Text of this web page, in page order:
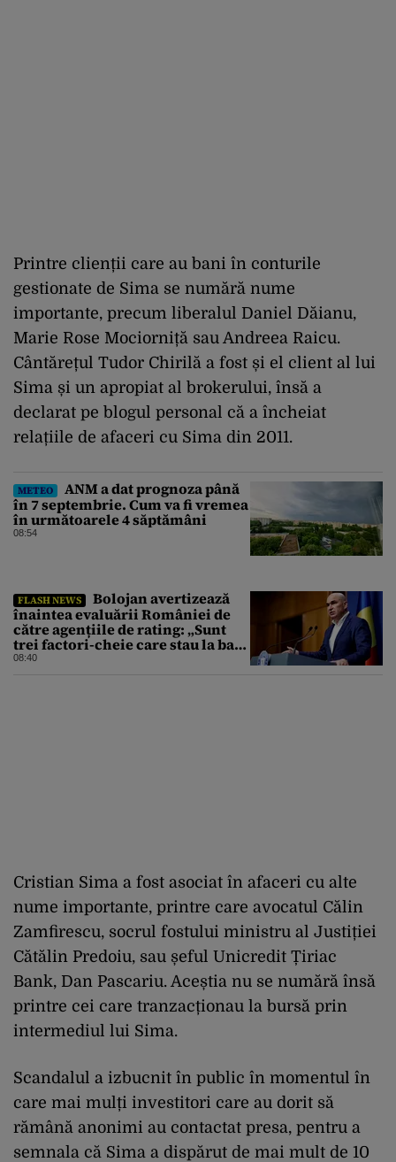
Printre clienții care au bani în conturile
gestionate de Sima se numără nume
importante, precum liberalul Daniel Dăianu,
Marie Rose Mociorniță sau Andreea Raicu.
Cântărețul Tudor Chirilă a fost și el client al lui
Sima și un apropiat al brokerului, însă a
declarat pe blogul personal că a încheiat
relațiile de afaceri cu Sima din 2011.
METEO
ANM a dat prognoza până
în 7 septembrie. Cum va fi vremea
în următoarele 4 săptămâni
08:54
FLASH NEWS
Bolojan avertizează
înaintea evaluării României de
către agențiile de rating: „Sunt
trei factori-cheie care stau la baza
acestor evaluări”
08:40
Cristian Sima a fost asociat în afaceri cu alte
nume importante, printre care avocatul Călin
Zamfirescu, socrul fostului ministru al Justiției
Cătălin Predoiu, sau șeful Unicredit Țiriac
Bank, Dan Pascariu. Aceștia nu se numără însă
printre cei care tranzacționau la bursă prin
intermediul lui Sima.
Scandalul a izbucnit în public în momentul în
care mai mulți investitori care au dorit să
rămână anonimi au contactat presa, pentru a
semnala că Sima a dispărut de mai mult de 10